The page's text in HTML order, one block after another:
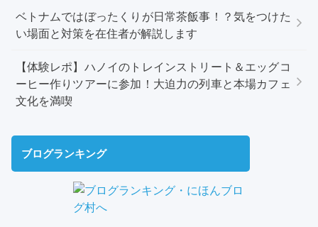
ベトナムではぼったくりが日常茶飯事！？気をつけた
い場面と対策を在住者が解説します
【体験レポ】ハノイのトレインストリート＆エッグコ
ーヒー作りツアーに参加！大迫力の列車と本場カフェ
文化を満喫
ブログランキング